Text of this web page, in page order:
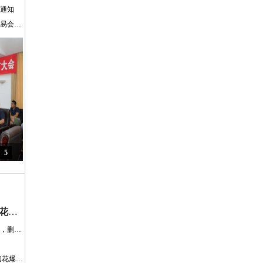
知
关于召开辽宁省2023年度烟花爆竹产销交易会暨协会七届二次会员大会的通知
5
[政府公告] 富平全面废止涉及烟花爆竹销售的规定
新修订的《公民生态环境行为规范十条》，删除“少燃放烟花爆竹”
公开征求意见：浙江省温州市 销售燃放烟花爆竹管理规定（草案征求意见稿）